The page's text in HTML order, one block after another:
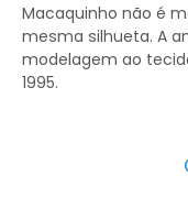
Macaquinho não é
mesma silhueta. A
modelagem ao
1995.